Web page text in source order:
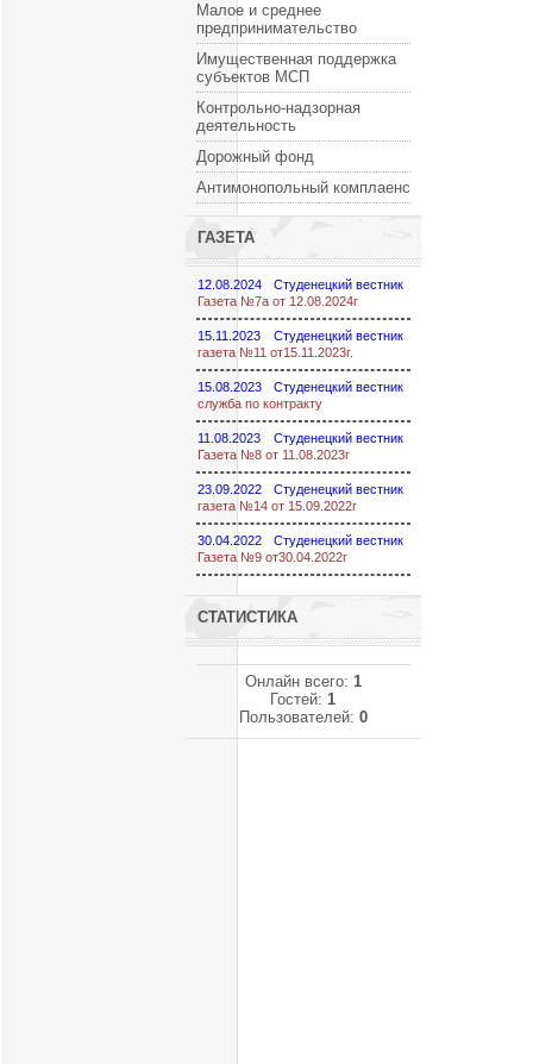
Малое и среднее
предпринимательство
Имущественная поддержка
субъектов МСП
Контрольно-надзорная
деятельность
Дорожный фонд
Антимонопольный комплаенс
ГАЗЕТА
12.08.2024
Студенецкий вестник
Газета №7а от 12.08.2024г
15.11.2023
Студенецкий вестник
газета №11 от15.11.2023г.
15.08.2023
Студенецкий вестник
служба по контракту
11.08.2023
Студенецкий вестник
Газета №8 от 11.08.2023г
23.09.2022
Студенецкий вестник
газета №14 от 15.09.2022г
30.04.2022
Студенецкий вестник
Газета №9 от30.04.2022г
СТАТИСТИКА
Онлайн всего: 1
Гостей:1
Пользователей: 0